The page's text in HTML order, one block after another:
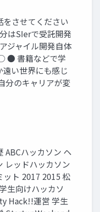
させてください
はSIerで受託開発
ジャイル開発⾃体
● 書籍などで学
い世界にも感じ
分のキャリアが変
ABCハッカソン ヘ
レッドハッカソン
ト 2017 2015 松
⽣向けハッカソ
Hack!!運営 学⽣